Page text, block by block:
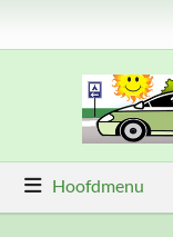
Hoofdmenu